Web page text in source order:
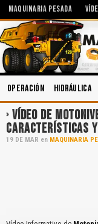
MAQUINARIA PESADA
Operación Hidráulica
VÍDEO DE
CARACTERÍSTICAS
19 DE MAR en MAQUINARIA